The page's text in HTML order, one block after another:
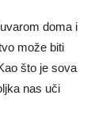
doma i
može biti
što je sova
nas uči